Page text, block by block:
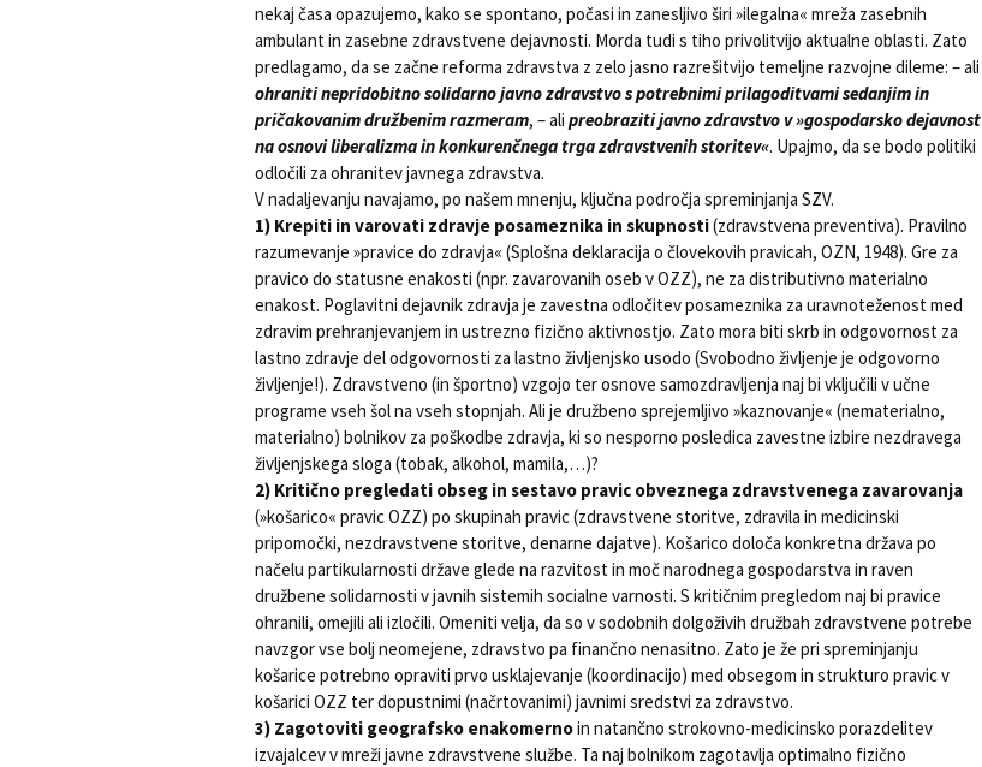
nekaj časa opazujemo, kako se spontano, počasi in zanesljivo širi »ilegalna« mreža zasebnih
ambulant in zasebne zdravstvene dejavnosti. Morda tudi s tiho privolitvijo aktualne oblasti. Zato
predlagamo, da se začne reforma zdravstva z zelo jasno razrešitvijo temeljne razvojne dileme: – ali
ohraniti nepridobitno solidarno javno zdravstvo s potrebnimi prilagoditvami sedanjim in
pričakovanim družbenim razmeram, – ali preobraziti javno zdravstvo v »gospodarsko dejavnost
na osnovi liberalizma in konkurenčnega trga zdravstvenih storitev«. Upajmo, da se bodo politiki
odločili za ohranitev javnega zdravstva.
V nadaljevanju navajamo, po našem mnenju, ključna področja spreminjanja SZV.
1) Krepiti in varovati zdravje posameznika in skupnosti(zdravstvena preventiva). Pravilno
razumevanje »pravice do zdravja« (Splošna deklaracija o človekovih pravicah, OZN, 1948). Gre za
pravico do statusne enakosti (npr. zavarovanih oseb v OZZ), ne za distributivno materialno
enakost. Poglavitni dejavnik zdravja je zavestna odločitev posameznika za uravnoteženost med
zdravim prehranjevanjem in ustrezno fizično aktivnostjo. Zato mora biti skrb in odgovornost za
lastno zdravje del odgovornosti za lastno življenjsko usodo (Svobodno življenje je odgovorno
življenje!). Zdravstveno (in športno) vzgojo ter osnove samozdravljenja naj bi vključili v učne
programe vseh šol na vseh stopnjah. Ali je družbeno sprejemljivo »kaznovanje« (nematerialno,
materialno) bolnikov za poškodbe zdravja, ki so nesporno posledica zavestne izbire nezdravega
življenjskega sloga (tobak, alkohol, mamila,…)?
2) Kritično pregledati obseg in sestavo pravic obveznega zdravstvenega zavarovanja
(»košarico« pravic OZZ) po skupinah pravic (zdravstvene storitve, zdravila in medicinski
pripomočki, nezdravstvene storitve, denarne dajatve). Košarico določa konkretna država po
načelu partikularnosti države glede na razvitost in moč narodnega gospodarstva in raven
družbene solidarnosti v javnih sistemih socialne varnosti. S kritičnim pregledom naj bi pravice
ohranili, omejili ali izločili. Omeniti velja, da so v sodobnih dolgoživih družbah zdravstvene potrebe
navzgor vse bolj neomejene, zdravstvo pa finančno nenasitno. Zato je že pri spreminjanju
košarice potrebno opraviti prvo usklajevanje (koordinacijo) med obsegom in strukturo pravic v
košarici OZZ ter dopustnimi (načrtovanimi) javnimi sredstvi za zdravstvo.
3) Zagotoviti geografsko enakomernoin natančno strokovno-medicinsko porazdelitev
izvajalcev v mreži javne zdravstvene službe. Ta naj bolnikom zagotavlja optimalno fizično